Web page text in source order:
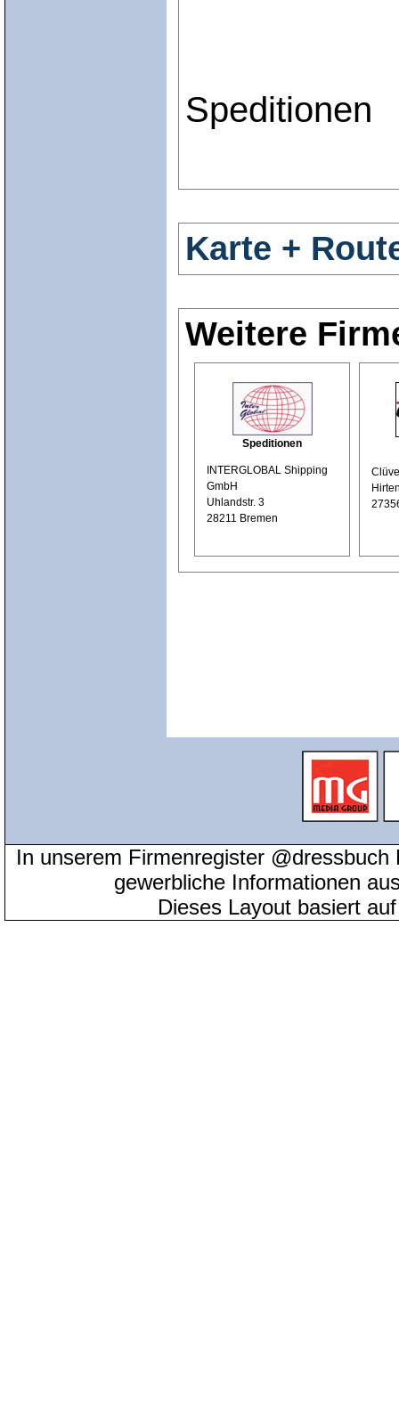
Speditionen
Karte +
Weitere
Speditionen
INTERGLOBAL Shipping
GmbH
Uhlandstr. 3
28211 Bremen
In unserem Firmenregister
gewerbliche Informationen
Dieses Layout basiert